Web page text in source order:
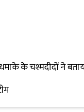
के चश्मदीदों ने